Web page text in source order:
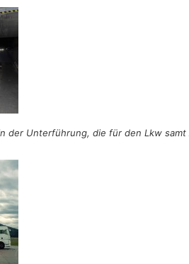
der Unterführung, die für den Lkw